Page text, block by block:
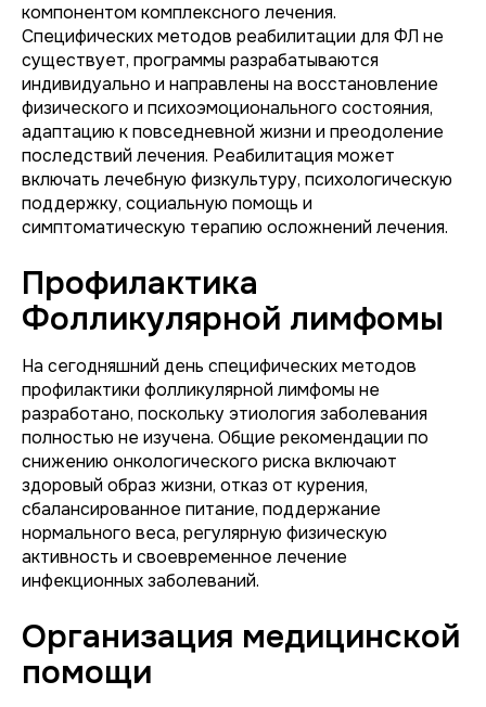
компонентом комплексного лечения.
Специфических методов реабилитации для ФЛ не
существует, программы разрабатываются
индивидуально и направлены на восстановление
физического и психоэмоционального состояния,
адаптацию к повседневной жизни и преодоление
последствий лечения. Реабилитация может
включать лечебную физкультуру, психологическую
поддержку, социальную помощь и
симптоматическую терапию осложнений лечения.
Профилактика
Фолликулярной лимфомы
На сегодняшний день специфических методов
профилактики фолликулярной лимфомы не
разработано, поскольку этиология заболевания
полностью не изучена. Общие рекомендации по
снижению онкологического риска включают
здоровый образ жизни, отказ от курения,
сбалансированное питание, поддержание
нормального веса, регулярную физическую
активность и своевременное лечение
инфекционных заболеваний.
Организация медицинской
помощи